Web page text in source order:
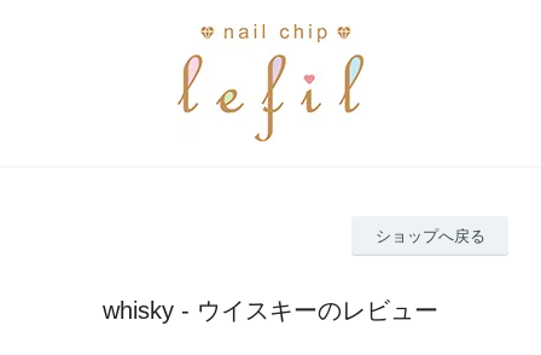
ショップへ戻る
whisky - ウイスキーのレビュー